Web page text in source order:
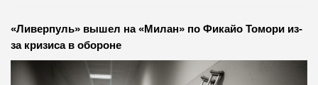
«Ливерпуль» вышел на «Милан» по Фикайо Томори из-
за кризиса в обороне